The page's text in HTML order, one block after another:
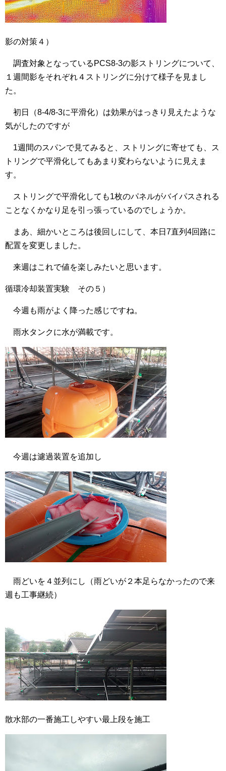
影の対策４）
調査対象となっているPCS8-3の影ストリングについて、
１週間影をそれぞれ４ストリングに分けて様子を見まし
た。
初日（8-4/8-3に平滑化）は効果がはっきり見えたような
気がしたのですが
1週間のスパンで見てみると、ストリングに寄せても、ス
トリングで平滑化してもあまり変わらないように見えま
す。
ストリングで平滑化しても1枚のパネルがバイパスされる
ことなくかなり足を引っ張っているのでしょうか。
まあ、細かいところは後回しにして、本日7直列4回路に
配置を変更しました。
来週はこれで値を楽しみたいと思います。
循環冷却装置実験 その５）
今週も雨がよく降った感じですね。
雨水タンクに水が満載です。
今週は濾過装置を追加し
雨どいを４並列にし（雨どいが２本足らなかったので来
週も工事継続）
散水部の一番施工しやすい最上段を施工